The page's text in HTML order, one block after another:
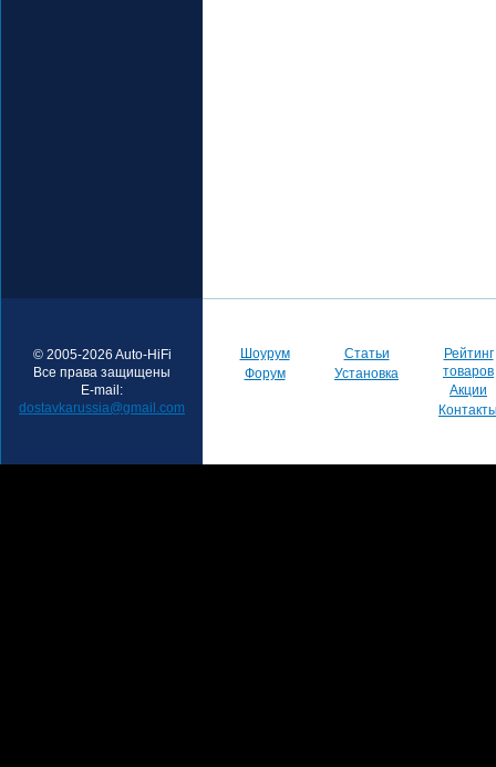
© 2005-2026 Auto-HiFi
Все права защищены
E-mail:
dostavkarussia@gmail.com
Шоурум
Форум
Статьи
Установка
Рейтинг
товаров
Акции